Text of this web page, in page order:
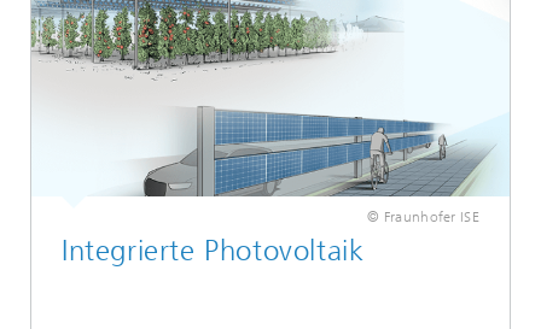
© Fraunhofer ISE
Integrierte Photovoltaik